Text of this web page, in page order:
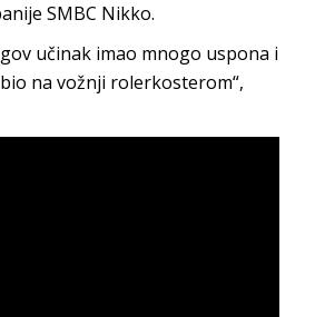
SMBC Nikko.
učinak imao mnogo uspona i
na vožnji rolerkosterom“,